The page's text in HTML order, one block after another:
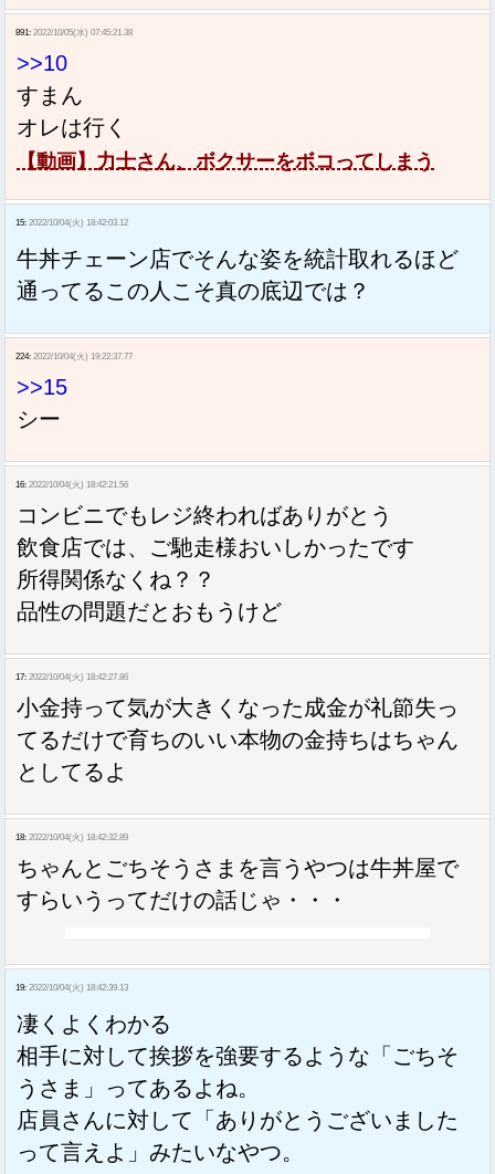
891: 2022/10/05(水) 07:45:21.38
>>10
すまん
オレは行く
【動画】力士さん、ボクサーをボコってしまう
15: 2022/10/04(火) 18:42:03.12
牛丼チェーン店でそんな姿を統計取れるほど
通ってるこの人こそ真の底辺では？
224: 2022/10/04(火) 19:22:37.77
>>15
シー
16: 2022/10/04(火) 18:42:21.56
コンビニでもレジ終わればありがとう
飲食店では、ご馳走様おいしかったです
所得関係なくね？？
品性の問題だとおもうけど
17: 2022/10/04(火) 18:42:27.86
小金持って気が大きくなった成金が礼節失っ
てるだけで育ちのいい本物の金持ちはちゃん
としてるよ
18: 2022/10/04(火) 18:42:32.89
ちゃんとごちそうさまを言うやつは牛丼屋で
すらいうってだけの話じゃ・・・
19: 2022/10/04(火) 18:42:39.13
凄くよくわかる
相手に対して挨拶を強要するような「ごちそ
うさま」ってあるよね。
店員さんに対して「ありがとうございました
って言えよ」みたいなやつ。